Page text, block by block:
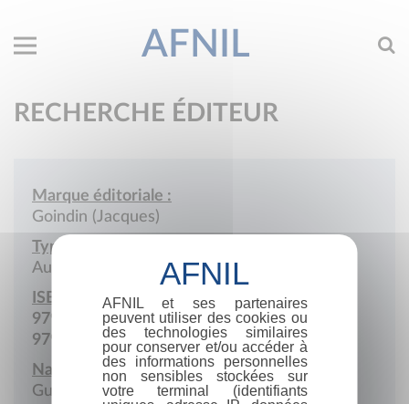
AFNIL
RECHERCHE ÉDITEUR
Marque éditoriale :
Goindin (Jacques)
Type de société :
Auto-édition
ISBN :
979-10-976744
979-10-976745
Nationalité :
Guadeloupe
AFNIL et ses partenaires
peuvent utiliser des cookies ou
des technologies similaires
pour conserver et/ou accéder à
des informations personnelles
non sensibles stockées sur
votre terminal (identifiants